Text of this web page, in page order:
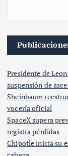
Presidente de
suspensión de
Sheinbaum
vocería oficial
SpaceX supera
registra pérdidas
Chipotle inicia su